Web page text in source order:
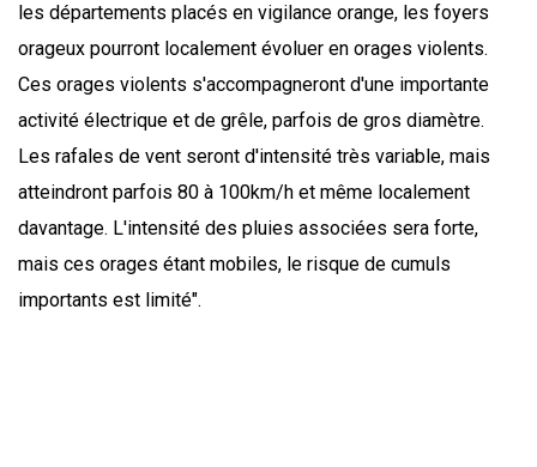
les départements placés en vigilance orange, les foyers
orageux pourront localement évoluer en orages violents.
Ces orages violents s'accompagneront d'une importante
activité électrique et de grêle, parfois de gros diamètre.
Les rafales de vent seront d'intensité très variable, mais
atteindront parfois 80 à 100km/h et même localement
davantage. L'intensité des pluies associées sera forte,
mais ces orages étant mobiles, le risque de cumuls
importants est limité".